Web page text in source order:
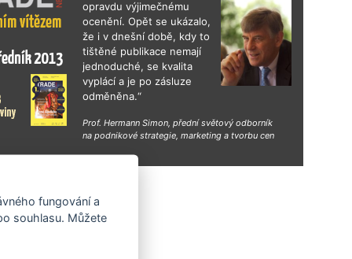
opravdu výjimečnému
ocenění. Opět se ukázalo,
že i v dnešní době, kdy to
tištěné publikace nemají
jednoduché, se kvalita
vyplácí a je po zásluze
odměněna.“
Prof. Hermann Simon, přední světový odborník
na podnikové strategie, marketing a tvorbu cen
fungování a
souhlasu. Můžete